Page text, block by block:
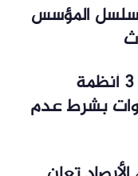
24 من مسلسل المؤسس
تحت شعار «السكن البديل».. 3 أنظمة
خلال 6 سنوات بشرط عدم